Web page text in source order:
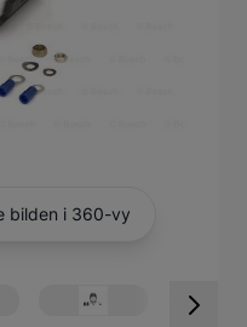
bilden i 360-vy
larger image
View larger